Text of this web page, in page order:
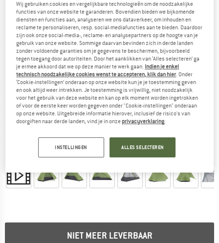
NIET MEER LEVERBAAR
Wij gebruiken cookies en vergelijkbare technologieën om de noodzakelijke
functies van onze website te garanderen. Bovendien bieden we bijkomende
diensten en functies aan, analyseren we ons dataverkeer, om inhouden en
reclame te personaliseren, resp. social-mediafuncties aan te bieden. Daardoor
zijn ook onze social-media-, reclame- en analysepartners op de hoogte van je
gebruik van onze website. Sommige daarvan bevinden zich in derde landen
zonder voldoende garanties om je gegevens te beschermen, bijvoorbeeld
tegen toegang door autoriteiten. Door het aanklikken van ‘Alles selecteren’ ga
je ermee akkoord dat we op deze manier te werk gaan. Indien je enkel
technisch noodzakelijke cookies wenst te accepteren, klik dan hier. Onder
‘Cookie-instellingen’ onderaan op onze website kun je je toestemming geven
en ook altijd weer intrekken. Je toestemming is vrijwillig, niet noodzakelijk
voor het gebruik van deze website en kan op elk moment worden ingetrokken
of voor de eerste keer worden gegeven onder "Cookie-instellingen" onderaan
op onze website. Uitgebreide informatie hierover, inclusief de risico's van
doorgiften naar derde landen, vind je in onze privacyverklaring.
INSTELLINGEN ALLES SELECTEREN